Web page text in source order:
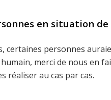
en situation
certaines personnes
merci de nous en
réaliser au cas par cas.